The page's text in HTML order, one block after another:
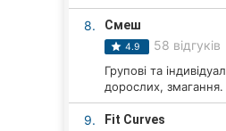
Кривий Ріг
8. Смеш
4.9 58 відгуків
Групові та
дорослих, змагання.
9. Fit Curves